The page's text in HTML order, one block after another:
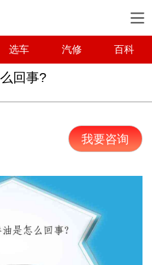
选车 汽修 百科
回事?
我要咨询